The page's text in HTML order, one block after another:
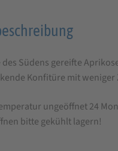
des Südens gereifte
Konfitüre mit weniger
ungeöffnet 24
bitte gekühlt lagern!